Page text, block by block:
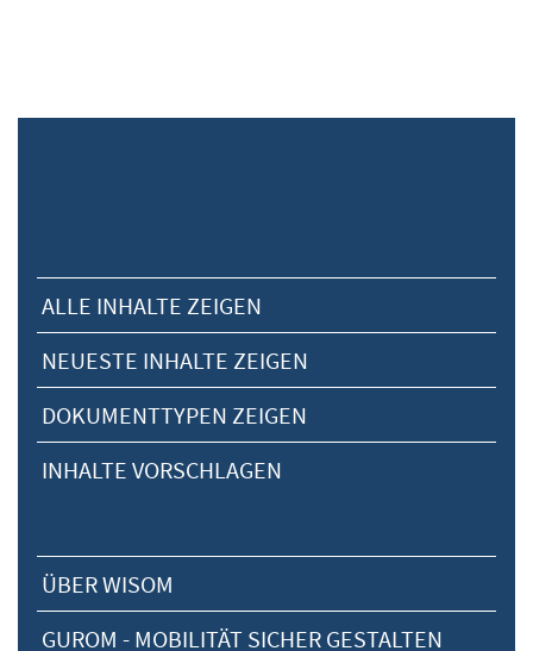
ALLE INHALTE ZEIGEN
NEUESTE INHALTE ZEIGEN
DOKUMENTTYPEN ZEIGEN
INHALTE VORSCHLAGEN
ÜBER WISOM
GUROM - MOBILITÄT SICHER GESTALTEN